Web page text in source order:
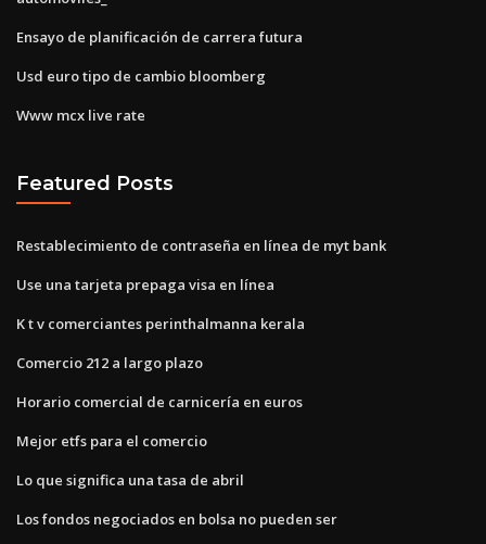
Ensayo de planificación de carrera futura
Usd euro tipo de cambio bloomberg
Www mcx live rate
Featured Posts
Restablecimiento de contraseña en línea de myt bank
Use una tarjeta prepaga visa en línea
K t v comerciantes perinthalmanna kerala
Comercio 212 a largo plazo
Horario comercial de carnicería en euros
Mejor etfs para el comercio
Lo que significa una tasa de abril
Los fondos negociados en bolsa no pueden ser